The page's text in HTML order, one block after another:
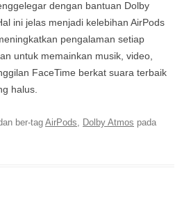
dengan bantuan Dolby
ini jelas menjadi kelebihan AirPods
pengalaman setiap
untuk memainkan musik, video,
FaceTime berkat suara terbaik
halus.
ber-tagAirPods, Dolby Atmos pada